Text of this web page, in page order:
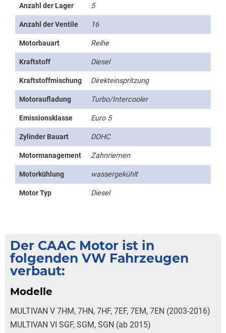
Anzahl der Lager 5
Anzahl der Ventile 16
Motorbauart Reihe
Kraftstoff Diesel
Kraftstoffmischung Direkteinspritzung
Motoraufladung Turbo/Intercooler
Emissionsklasse Euro 5
Zylinder Bauart DOHC
Motormanagement Zahnriemen
Motorkühlung wassergekühlt
Motor Typ Diesel
Der CAAC Motor ist in
folgenden VW Fahrzeugen
verbaut:
Modelle
MULTIVAN V 7HM, 7HN, 7HF, 7EF, 7EM, 7EN (2003-2016)
MULTIVAN VI SGF, SGM, SGN (ab 2015)